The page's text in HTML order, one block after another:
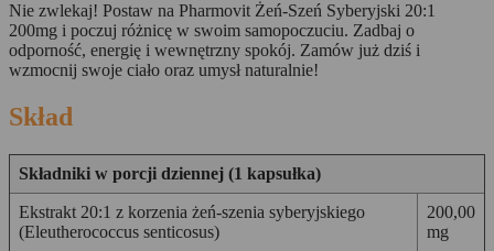
Nie zwlekaj! Postaw na Pharmovit Żeń-Szeń Syberyjski 20:1
200mg i poczuj różnicę w swoim samopoczuciu. Zadbaj o
odporność, energię i wewnętrzny spokój. Zamów już dziś i
wzmocnij swoje ciało oraz umysł naturalnie!
Skład
Składniki w porcji dziennej (1 kapsułka)
Ekstrakt 20:1 z korzenia żeń-szenia syberyjskiego
(Eleutherococcus senticosus)
200,00
mg